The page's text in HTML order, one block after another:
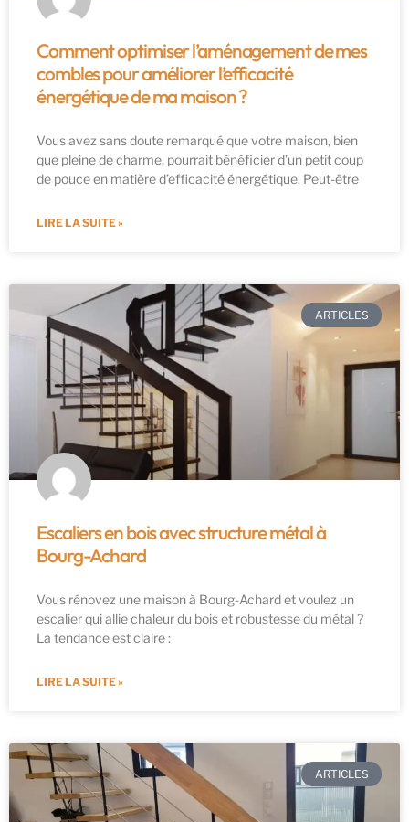
Comment optimiser l’aménagement de mes
combles pour améliorer l’efficacité
énergétique de ma maison ?
Vous avez sans doute remarqué que votre maison, bien
que pleine de charme, pourrait bénéficier d’un petit coup
de pouce en matière d’efficacité énergétique. Peut-être
LIRE LA SUITE »
ARTICLES
Escaliers en bois avec structure métal à
Bourg-Achard
Vous rénovez une maison à Bourg-Achard et voulez un
escalier qui allie chaleur du bois et robustesse du métal ?
La tendance est claire :
LIRE LA SUITE »
ARTICLES